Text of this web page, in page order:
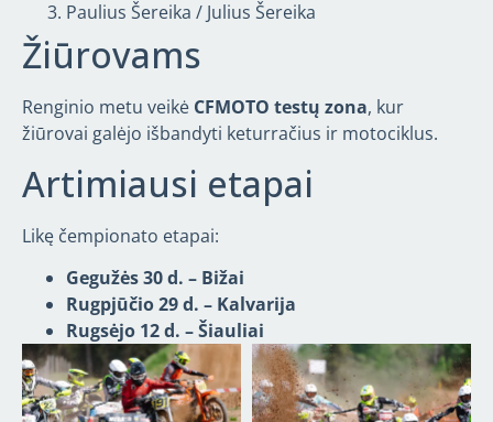
Paulius Šereika / Julius Šereika
Žiūrovams
Renginio metu veikė CFMOTO testų zona, kur
žiūrovai galėjo išbandyti keturračius ir motociklus.
Artimiausi etapai
Likę čempionato etapai:
Gegužės 30 d. – Bižai
Rugpjūčio 29 d. – Kalvarija
Rugsėjo 12 d. – Šiauliai